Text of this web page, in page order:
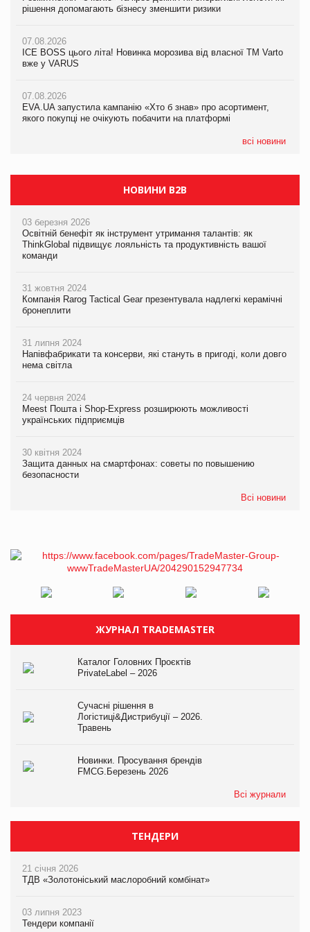
рішення допомагають бізнесу зменшити ризики
07.08.2026
ICE BOSS цього літа! Новинка морозива від власної ТМ Varto
вже у VARUS
07.08.2026
EVA.UA запустила кампанію «Хто б знав» про асортимент,
якого покупці не очікують побачити на платформі
всі новини
EVA.UA запустила кампанію «Хто б знав» про асортимент,
06.08.2026
Смачна новинка для хвостатих: у VARUS з’явилися паучі
05.08.2026
Мережа супермаркетів VARUS купує мережу магазинів
Продажі Hugo Boss впали на 9%
НОВИНИ B2B
03 березня 2026
Освітній бенефіт як інструмент утримання талантів: як
ThinkGlobal підвищує лояльність та продуктивність вашої
команди
31 жовтня 2024
Компанія Rarog Tactical Gear презентувала надлегкі керамічні
бронеплити
31 липня 2024
Напівфабрикати та консерви, які стануть в пригоді, коли довго
нема світла
24 червня 2024
Meest Пошта і Shop-Express розширюють можливості
українських підприємців
30 квітня 2024
Защита данных на смартфонах: советы по повышению
безопасности
Всі новини
ЖУРНАЛ TRADEMASTER
Каталог Головних Проєктів
PrivateLabel – 2026
Сучасні рішення в
Логістиці&Дистрибуції – 2026.
Травень
Новинки. Просування брендів
FMCG.Березень 2026
Всі журнали
ТЕНДЕРИ
21 січня 2026
ТДВ «Золотоніський маслоробний комбінат»
03 липня 2023
Тендери компанії